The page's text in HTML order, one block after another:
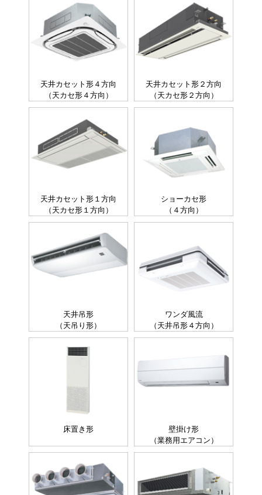
天井カセット形４方向
（天カセ形４方向）
天井カセット形２方向
（天カセ形２方向）
天井カセット形１方向
（天カセ形１方向）
ショーカセ形
（４方向）
天井吊形
（天吊り形）
ワンダ風流
（天井吊形４方向）
床置き形
壁掛け形
（業務用エアコン）